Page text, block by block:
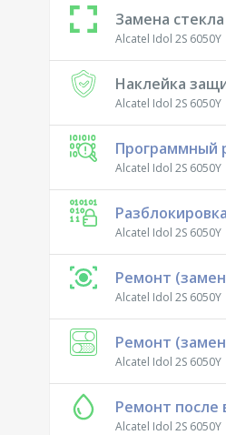
Замена
Alcatel Idol 2S 6050Y
Наклейка
Alcatel Idol 2S 6050Y
Программный
Alcatel Idol 2S 6050Y
Alcatel Idol 2S 6050Y
Ремонт
Alcatel Idol 2S 6050Y
Ремонт
Alcatel Idol 2S 6050Y
Ремонт после
Alcatel Idol 2S 6050Y